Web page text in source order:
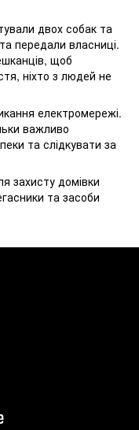
двох собак та
передали власниці.
щоб
ніхто з людей не
електромережі.
важливо
та слідкувати за
захисту домівки
та засоби